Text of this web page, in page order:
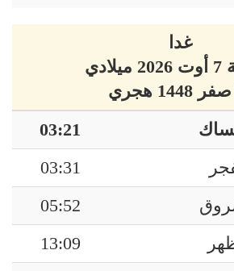
غدا
03:21
03:31
05:52
13:09